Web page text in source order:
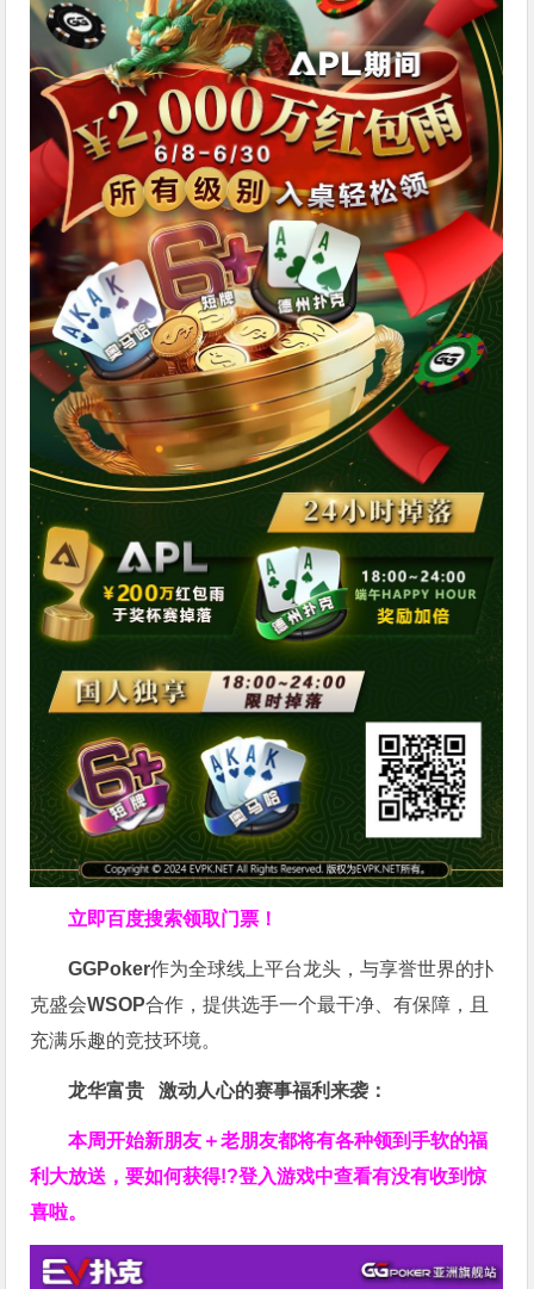
立即百度搜索领取门票！
GGPoker作为全球线上平台龙头，与享誉世界的扑
克盛会WSOP合作，提供选手一个最干净、有保障，且
充满乐趣的竞技环境。
龙华富贵 激动人心的赛事福利来袭：
本周开始新朋友＋老朋友都将有各种领到手软的福
利大放送，要如何获得!?登入游戏中查看有没有收到惊
喜啦。